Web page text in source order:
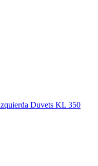
Duvets KL 350